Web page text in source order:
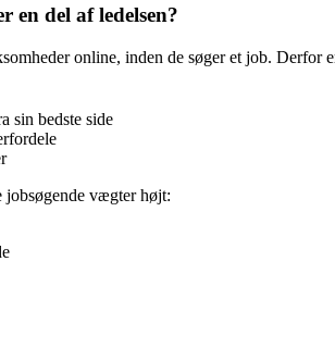
en del af ledelsen?
online, inden de søger et job.
sin bedste side
jobsøgende vægter højt: